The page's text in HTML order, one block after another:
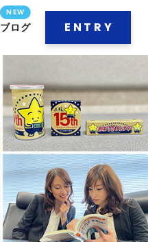
ブログ ENTRY